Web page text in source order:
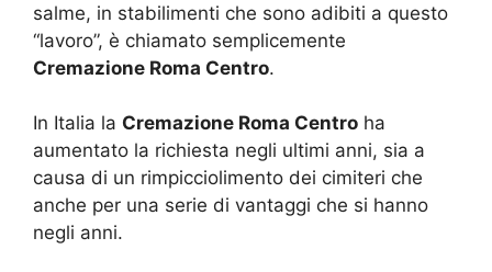
salme, in stabilimenti che sono adibiti a questo
“lavoro”, è chiamato semplicemente
Cremazione Roma Centro.
In Italia la Cremazione Roma Centro ha
aumentato la richiesta negli ultimi anni, sia a
causa di un rimpicciolimento dei cimiteri che
anche per una serie di vantaggi che si hanno
negli anni.